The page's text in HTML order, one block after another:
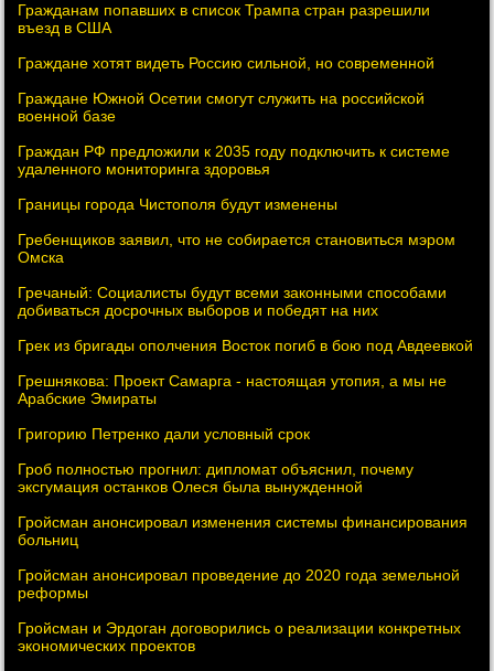
Гражданам попавших в список Трампа стран разрешили
въезд в США
Граждане хотят видеть Россию сильной, но современной
Граждане Южной Осетии смогут служить на российской
военной базе
Граждан РФ предложили к 2035 году подключить к системе
удаленного мониторинга здоровья
Границы города Чистополя будут изменены
Гребенщиков заявил, что не собирается становиться мэром
Омска
Гречаный: Социалисты будут всеми законными способами
добиваться досрочных выборов и победят на них
Грек из бригады ополчения Восток погиб в бою под Авдеевкой
Грешнякова: Проект Самарга - настоящая утопия, а мы не
Арабские Эмираты
Григорию Петренко дали условный срок
Гроб полностью прогнил: дипломат объяснил, почему
эксгумация останков Олеся была вынужденной
Гройсман анонсировал изменения системы финансирования
больниц
Гройсман анонсировал проведение до 2020 года земельной
реформы
Гройсман и Эрдоган договорились о реализации конкретных
экономических проектов